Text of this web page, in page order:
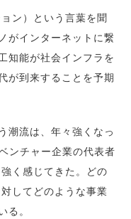
ン）という言葉を聞
がインターネットに繋
知能が社会インフラを
が到来することを予期
潮流は、年々強くなっ
ンチャー企業の代表者
く感じてきた。どの
してどのような事業
る。